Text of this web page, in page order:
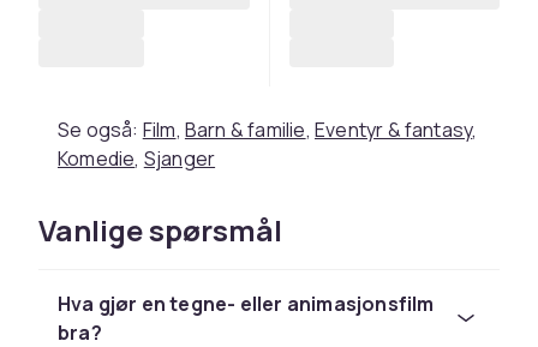
Se også: Film, Barn & familie, Eventyr & fantasy,
Komedie, Sjanger
Vanlige spørsmål
Hva gjør en tegne- eller animasjonsfilm
bra?